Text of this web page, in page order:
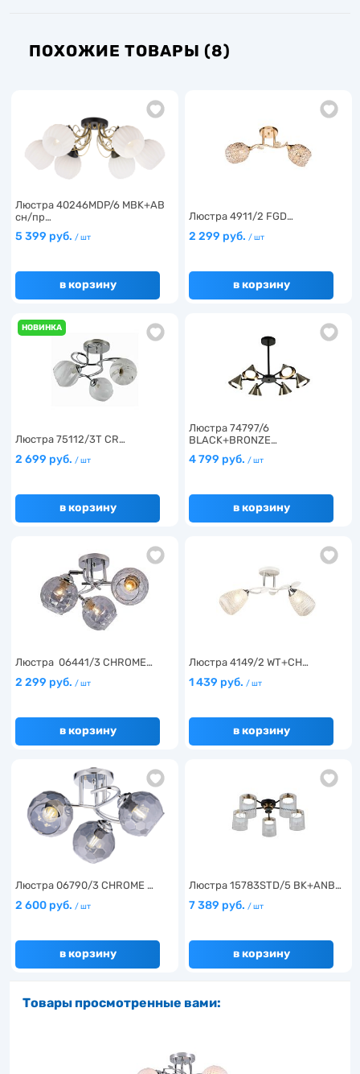
ПОХОЖИЕ ТОВАРЫ (8)
Люстра 40246MDP/6 MBK+AB
сн/пр…
5 399 руб. / шт
в корзину
Люстра 4911/2 FGD…
2 299 руб. / шт
в корзину
НОВИНКА
Люстра 75112/3T CR…
2 699 руб. / шт
в корзину
Люстра 74797/6
BLACK+BRONZE…
4 799 руб. / шт
в корзину
Люстра 06441/3 CHROME…
2 299 руб. / шт
в корзину
Люстра 4149/2 WT+CH…
1 439 руб. / шт
в корзину
Люстра 06790/3 CHROME …
2 600 руб. / шт
в корзину
Люстра 15783STD/5 BK+ANB…
7 389 руб. / шт
в корзину
Товары просмотренные вами: